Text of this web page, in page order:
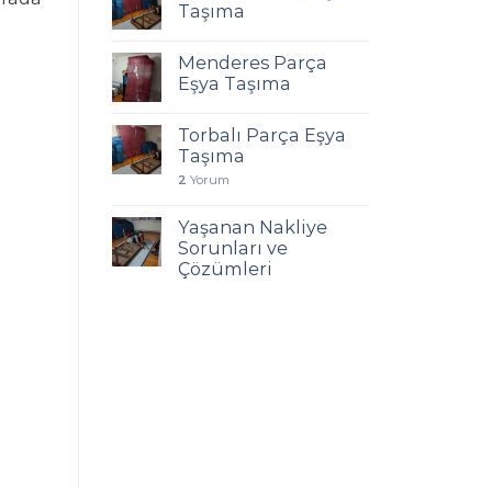
Taşıma
Menderes Parça
Eşya Taşıma
Torbalı Parça Eşya
Taşıma
2 Yorum
Yaşanan Nakliye
Sorunları ve
Çözümleri